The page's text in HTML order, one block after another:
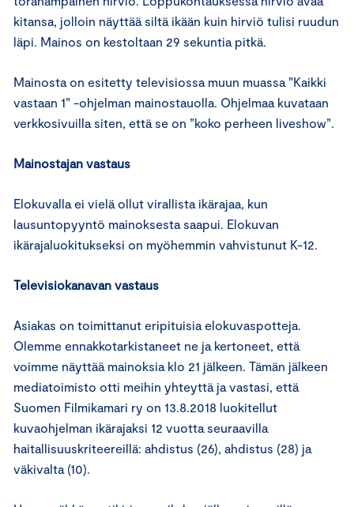
kitansa, jolloin näyttää siltä ikään kuin hirviö tulisi ruudun
läpi. Mainos on kestoltaan 29 sekuntia pitkä.
Mainosta on esitetty televisiossa muun muassa ”Kaikki
vastaan 1” -ohjelman mainostauolla. Ohjelmaa kuvataan
verkkosivuilla siten, että se on ”koko perheen liveshow”.
Mainostajan vastaus
Elokuvalla ei vielä ollut virallista ikärajaa, kun
lausuntopyyntö mainoksesta saapui. Elokuvan
ikärajaluokitukseksi on myöhemmin vahvistunut K-12.
Televisiokanavan vastaus
Asiakas on toimittanut eripituisia elokuvaspotteja.
Olemme ennakkotarkistaneet ne ja kertoneet, että
voimme näyttää mainoksia klo 21 jälkeen. Tämän jälkeen
mediatoimisto otti meihin yhteyttä ja vastasi, että
Suomen Filmikamari ry on 13.8.2018 luokitellut
kuvaohjelman ikärajaksi 12 vuotta seuraavilla
haitallisuuskriteereillä: ahdistus (26), ahdistus (28) ja
väkivalta (10).